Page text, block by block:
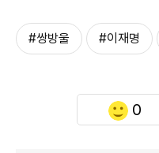
#쌍방울 #이재명
0